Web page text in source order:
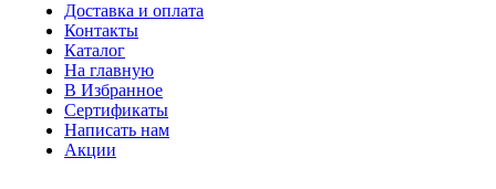
Доставка и оплата
Контакты
Каталог
На главную
В Избранное
Сертификаты
Написать нам
Акции